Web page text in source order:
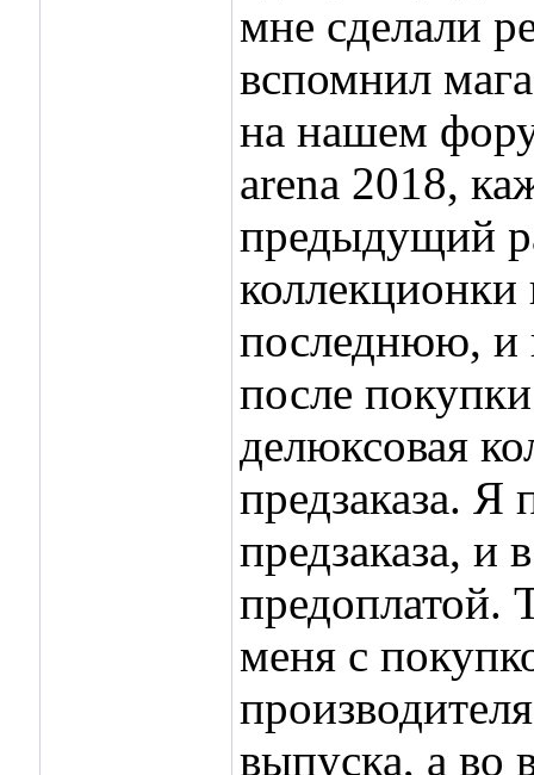
мне сделали
вспомнил
на нашем
arena 2018,
предыдущий
последнюю, и
после
делюксовая
предзаказа. Я
предзаказа, и
предоплатой.
меня с
выпуска, а во